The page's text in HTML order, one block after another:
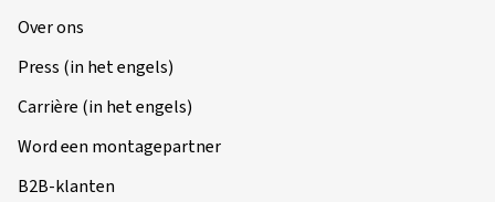
Over ons
Press (in het engels)
Carrière (in het engels)
Word een montagepartner
B2B-klanten